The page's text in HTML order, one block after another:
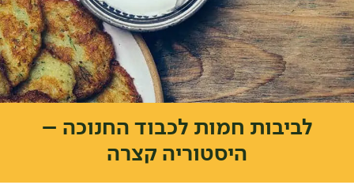
לביבות חמות לכבוד החנוכה –
היסטוריה קצרה